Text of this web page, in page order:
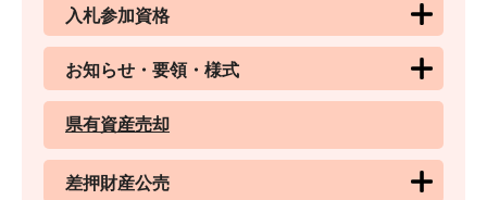
入札参加資格
お知らせ・要領・様式
県有資産売却
差押財産公売